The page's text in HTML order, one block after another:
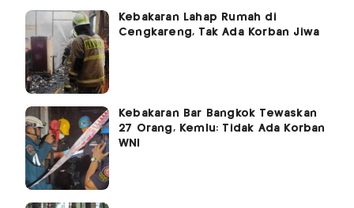
Kebakaran Lahap Rumah di
Cengkareng, Tak Ada Korban Jiwa
Kebakaran Bar Bangkok Tewaskan
27 Orang, Kemlu: Tidak Ada Korban
WNI